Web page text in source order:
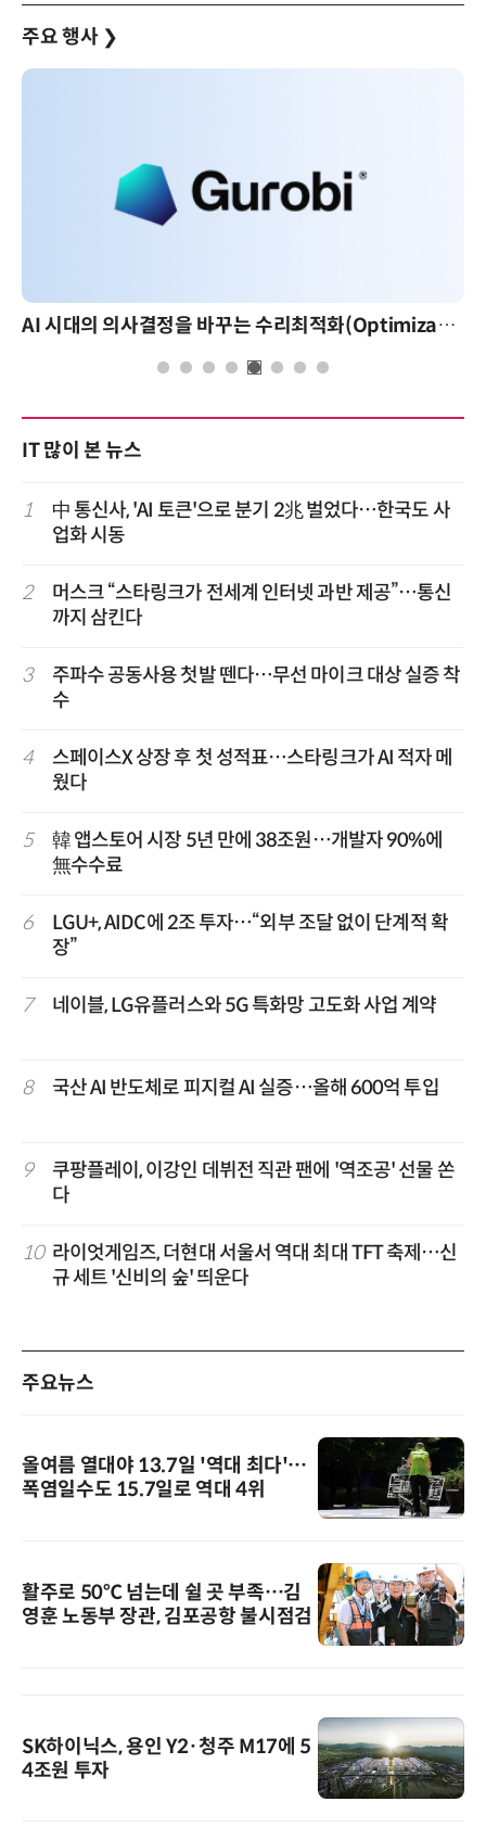
주요 행사 ❯
AI 시대의 의사결정을 바꾸는 수리최적화(Optimization): 실제 산업 적용 사례와 활용 전략
IT 많이 본 뉴스
1
中 통신사, 'AI 토큰'으로 분기 2兆 벌었다…한국도 사
업화 시동
2
머스크 “스타링크가 전세계 인터넷 과반 제공”…통신
까지 삼킨다
3
주파수 공동사용 첫발 뗀다…무선 마이크 대상 실증 착
수
4
스페이스X 상장 후 첫 성적표…스타링크가 AI 적자 메
웠다
5
韓 앱스토어 시장 5년 만에 38조원…개발자 90%에
無수수료
6
LGU+, AIDC에 2조 투자…“외부 조달 없이 단계적 확
장”
7 네이블, LG유플러스와 5G 특화망 고도화 사업 계약
8 국산 AI 반도체로 피지컬 AI 실증…올해 600억 투입
9
쿠팡플레이, 이강인 데뷔전 직관 팬에 '역조공' 선물 쏜
다
10 라이엇게임즈, 더현대 서울서 역대 최대 TFT 축제…신
규 세트 '신비의 숲' 띄운다
주요뉴스
올여름 열대야 13.7일 '역대 최다'…
폭염일수도 15.7일로 역대 4위
활주로 50℃ 넘는데 쉴 곳 부족…김
영훈 노동부 장관, 김포공항 불시점검
SK하이닉스, 용인 Y2·청주 M17에 5
4조원 투자